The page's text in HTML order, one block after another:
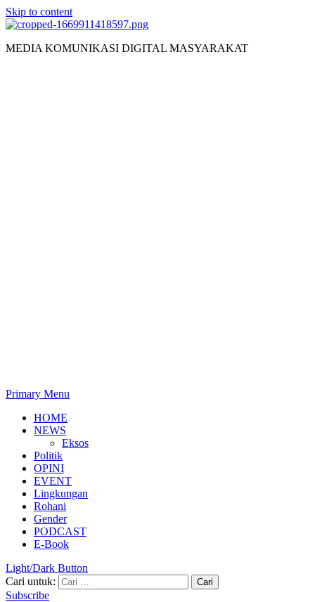
Skip to content
MEDIA KOMUNIKASI DIGITAL MASYARAKAT
Primary Menu
HOME
NEWS
Eksos
Politik
OPINI
EVENT
Lingkungan
Rohani
Gender
PODCAST
E-Book
Light/Dark Button
Cari untuk:
Subscribe